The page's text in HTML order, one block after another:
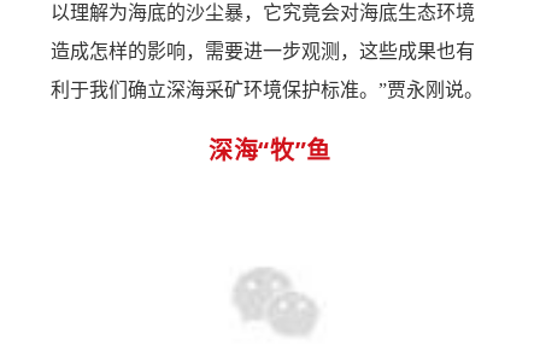
以理解为海底的沙尘暴，它究竟会对海底生态环境
造成怎样的影响，需要进一步观测，这些成果也有
利于我们确立深海采矿环境保护标准。”贾永刚说。
深海“牧”鱼